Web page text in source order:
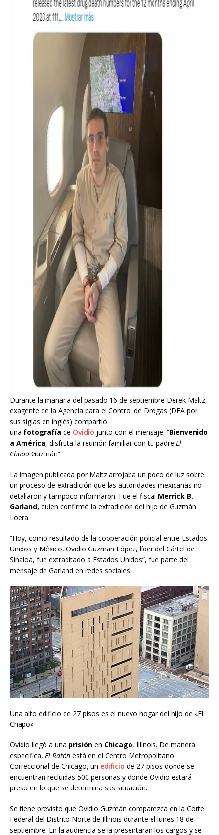
Durante la mañana del pasado 16 de septiembre Derek Maltz,
exagente de la Agencia para el Control de Drogas (DEA por
sus siglas en inglés) compartió
una fotografía de Ovidio junto con el mensaje: “Bienvenido
a América, disfruta la reunión familiar con tu padre El
Chapo Guzmán”.
La imagen publicada por Maltz arrojaba un poco de luz sobre
un proceso de extradición que las autoridades mexicanas no
detallaron y tampoco informaron. Fue el fiscal Merrick B.
Garland, quien confirmó la extradición del hijo de Guzmán
Loera.
“Hoy, como resultado de la cooperación policial entre Estados
Unidos y México, Ovidio Guzmán López, líder del Cártel de
Sinaloa, fue extraditado a Estados Unidos”, fue parte del
mensaje de Garland en redes sociales.
Una alto edificio de 27 pisos es el nuevo hogar del hijo de «El
Chapo»
Ovidio llegó a una prisión en Chicago, Illinois. De manera
específica, El Ratón está en el Centro Metropolitano
Correccional de Chicago, un edificio de 27 pisos donde se
encuentran recluidas 500 personas y donde Ovidio estará
preso en lo que se determina sus situación.
Se tiene previsto que Ovidio Guzmán comparezca en la Corte
Federal del Distrito Norte de Illinois durante el lunes 18 de
septiembre. En la audiencia se la presentaran los cargos y se